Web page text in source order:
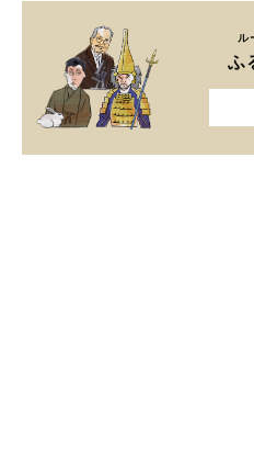
ル
ふ